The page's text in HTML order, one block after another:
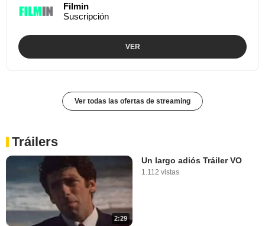
Filmin
Suscripción
VER
Ver todas las ofertas de streaming
Tráilers
2:29
Un largo adiós Tráiler VO
1.112 vistas